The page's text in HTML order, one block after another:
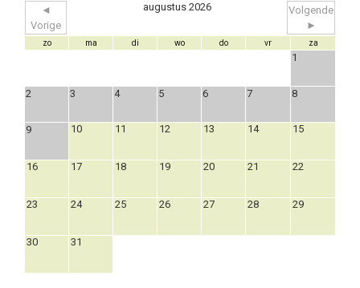
◄
Vorige
augustus 2026
Volgende
►
zo ma di wo do vr za
1
2 3 4 5 6 7 8
9 10 11 12 13 14 15
16 17 18 19 20 21 22
23 24 25 26 27 28 29
30 31